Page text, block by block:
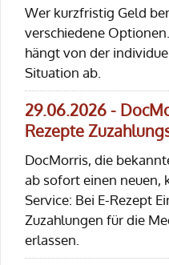
Wer kurzfristig Geld
verschiedene
hängt von der
Situation ab.
29.06.2026 -
Rezepte
DocMorris, die
ab sofort einen neuen,
Service: Bei E-Rezept
Zuzahlungen für die
erlassen.